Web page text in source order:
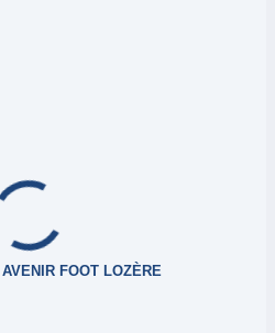
AVENIR FOOT LOZÈRE